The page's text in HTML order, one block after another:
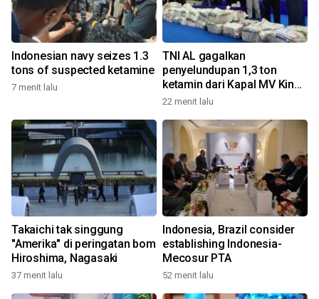
Indonesian navy seizes 1.3
tons of suspected ketamine
7 menit lalu
TNI AL gagalkan
penyelundupan 1,3 ton
ketamin dari Kapal MV King
Sun
22 menit lalu
Takaichi tak singgung
"Amerika" di peringatan bom
Hiroshima, Nagasaki
37 menit lalu
Indonesia, Brazil consider
establishing Indonesia-
Mecosur PTA
52 menit lalu